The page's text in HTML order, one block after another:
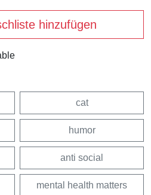
hinzufügen
cat
humor
anti social
mental health matters